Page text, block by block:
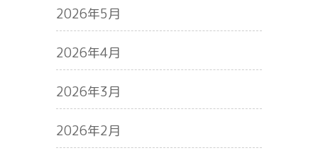
2026年5月
2026年4月
2026年3月
2026年2月